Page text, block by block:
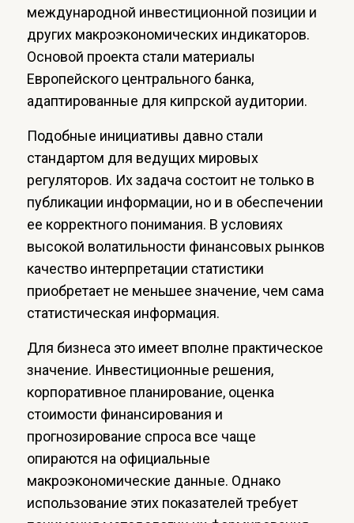
международной инвестиционной позиции и
других макроэкономических индикаторов.
Основой проекта стали материалы
Европейского центрального банка,
адаптированные для кипрской аудитории.
Подобные инициативы давно стали
стандартом для ведущих мировых
регуляторов. Их задача состоит не только в
публикации информации, но и в обеспечении
ее корректного понимания. В условиях
высокой волатильности финансовых рынков
качество интерпретации статистики
приобретает не меньшее значение, чем сама
статистическая информация.
Для бизнеса это имеет вполне практическое
значение. Инвестиционные решения,
корпоративное планирование, оценка
стоимости финансирования и
прогнозирование спроса все чаще
опираются на официальные
макроэкономические данные. Однако
использование этих показателей требует